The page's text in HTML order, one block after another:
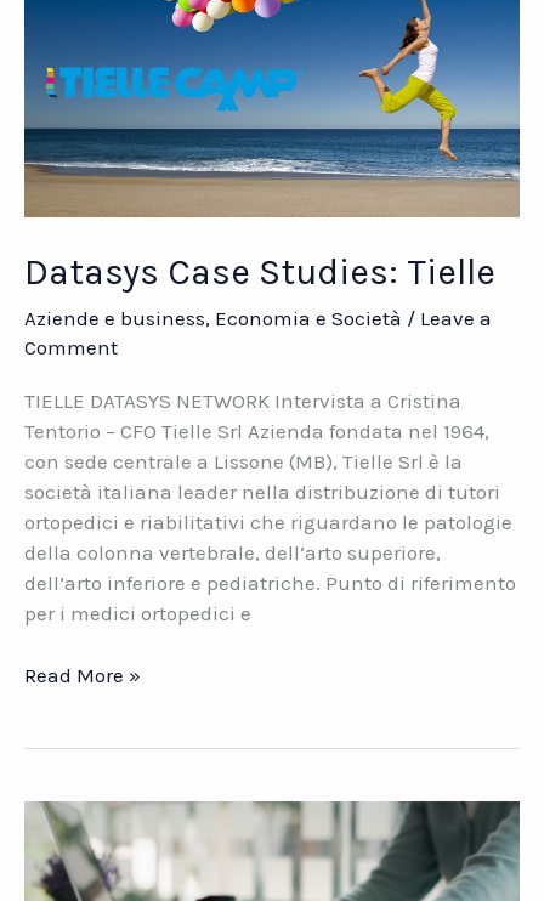
Datasys Case Studies: Tielle
Aziende e business, Economia e Società / Leave a
Comment
TIELLE DATASYS NETWORK Intervista a Cristina
Tentorio – CFO Tielle Srl Azienda fondata nel 1964,
con sede centrale a Lissone (MB), Tielle Srl è la
società italiana leader nella distribuzione di tutori
ortopedici e riabilitativi che riguardano le patologie
della colonna vertebrale, dell’arto superiore,
dell’arto inferiore e pediatriche. Punto di riferimento
per i medici ortopedici e
Datasys
Read More »